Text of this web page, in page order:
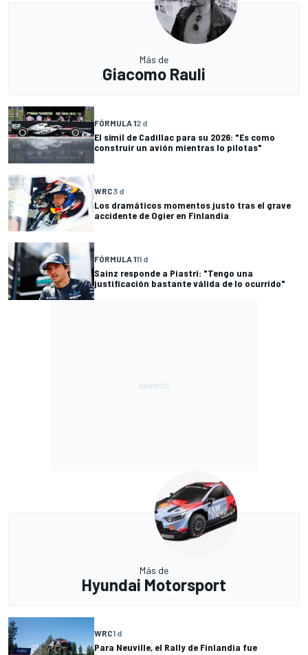
Más de
Giacomo Rauli
FÓRMULA 12 d
El símil de Cadillac para su 2026: "Es como
construir un avión mientras lo pilotas"
WRC3 d
Los dramáticos momentos justo tras el grave
accidente de Ogier en Finlandia
FÓRMULA 111 d
Sainz responde a Piastri: "Tengo una
justificación bastante válida de lo ocurrido"
Más de
Hyundai Motorsport
WRC1 d
Para Neuville, el Rally de Finlandia fue